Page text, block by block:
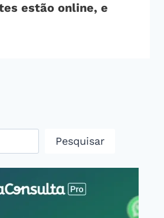
estão online, e
Pesquisar